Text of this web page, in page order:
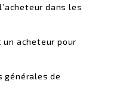
dans les
un acheteur pour
générales de